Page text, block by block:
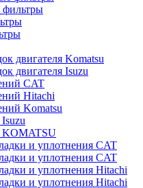
фильтры
двигателя Komatsu
двигателя Isuzu
CAT
Hitachi
Komatsu
и уплотнения CAT
и уплотнения CAT
и уплотнения Hitachi
и уплотнения Hitachi